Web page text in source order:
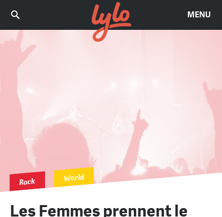
MENU
Rock World
Les Femmes prennent le